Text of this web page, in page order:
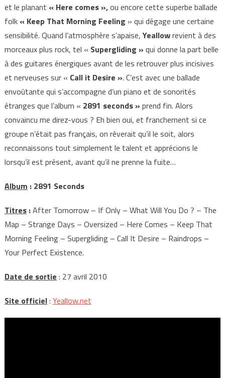
et le planant « Here comes »,ou encore cette superbe ballade
folk « Keep That Morning Feeling » qui dégage une certaine
sensibilité. Quand l’atmosphère s’apaise,Yeallowrevient à des
morceaux plus rock, tel « Supergliding » qui donne la part belle
à des guitares énergiques avant de les retrouver plus incisives
et nerveuses sur « Call it Desire ». C’est avec une ballade
envoûtante qui s’accompagne d’un piano et de sonorités
étranges que l’album « 2891 seconds » prend fin. Alors
convaincu me direz-vous ? Eh bien oui, et franchement si ce
groupe n’était pas français, on rêverait qu’il le soit, alors
reconnaissons tout simplement le talent et apprécions le
lorsqu’il est présent, avant qu’il ne prenne la fuite…
Album : 2891 Seconds
Titres:After Tomorrow – If Only – What Will You Do ? – The
Map – Strange Days – Oversized – Here Comes – Keep That
Morning Feeling – Supergliding – Call It Desire – Raindrops –
Your Perfect Existence.
Date de sortie : 27 avril 2010
Site officiel: Yeallow.net